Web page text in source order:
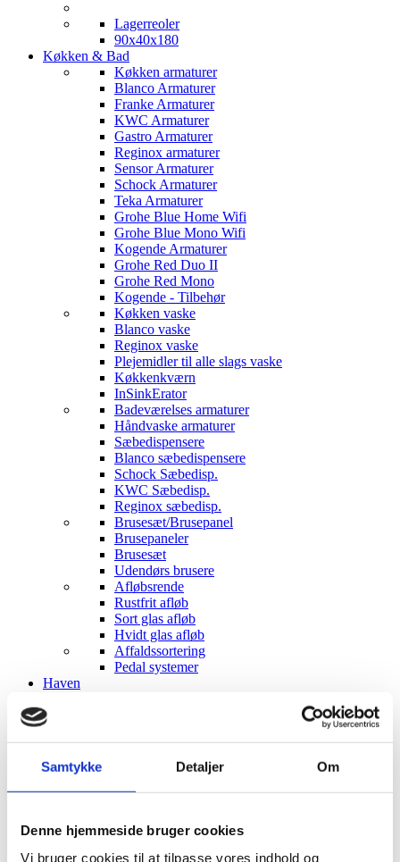
Samtykke Detaljer Om
Denne hjemmeside bruger cookies
Vi bruger cookies til at tilpasse vores indhold og
Lagerreoler
90x40x180
Køkken & Bad
Køkken armaturer
Blanco Armaturer
Franke Armaturer
KWC Armaturer
Gastro Armaturer
Reginox armaturer
Sensor Armaturer
Schock Armaturer
Teka Armaturer
Grohe Blue Home Wifi
Grohe Blue Mono Wifi
Kogende Armaturer
Grohe Red Duo II
Grohe Red Mono
Kogende - Tilbehør
Køkken vaske
Blanco vaske
Reginox vaske
Plejemidler til alle slags vaske
Køkkenkværn
InSinkErator
Badeværelses armaturer
Håndvaske armaturer
Sæbedispensere
Blanco sæbedispensere
Schock Sæbedisp.
KWC Sæbedisp.
Reginox sæbedisp.
Brusesæt/Brusepanel
Brusepaneler
Brusesæt
Udendørs brusere
Afløbsrende
Rustfrit afløb
Sort glas afløb
Hvidt glas afløb
Affaldssortering
Pedal systemer
Haven
Solcelleanlæg
Luksus have Pavilloner
Tilbehør til luksus pavilloner
Havepavilloner
Markiser